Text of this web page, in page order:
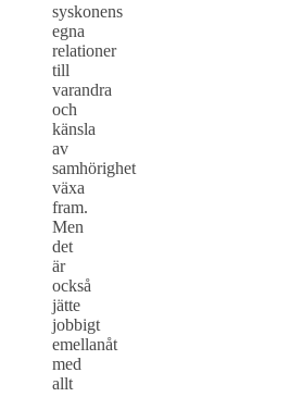
syskonens
egna
relationer
till
varandra
och
känsla
av
samhörighet
växa
fram.
Men
det
är
också
jätte
jobbigt
emellanåt
med
allt